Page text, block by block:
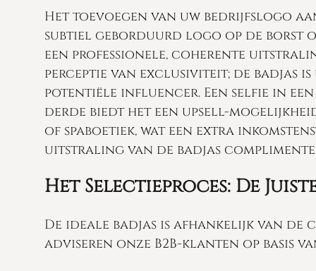
Het toevoegen van uw bedrijfslogo
subtiel geborduurd logo op de borst
een professionele, coherente
perceptie van exclusiviteit; de badjas
potentiële influencer. Een selfie in
derde biedt het een upsell-
of spaboetiek, wat een extra
uitstraling van de badjas
Het Selectieproces: De
De ideale badjas is afhankelijk van de
adviseren onze B2B-klanten op basis